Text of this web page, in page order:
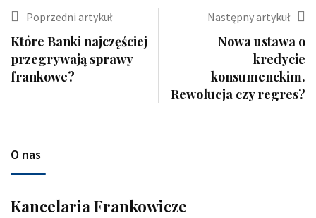
Poprzedni artykuł
Które Banki najczęściej
przegrywają sprawy
frankowe?
Następny artykuł
Nowa ustawa o
kredycie
konsumenckim.
Rewolucja czy regres?
O nas
Kancelaria Frankowicze